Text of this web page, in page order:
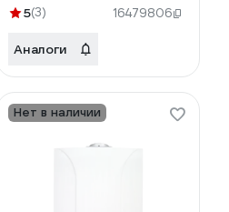
5(3) 16479806
Аналоги
Нет в наличии